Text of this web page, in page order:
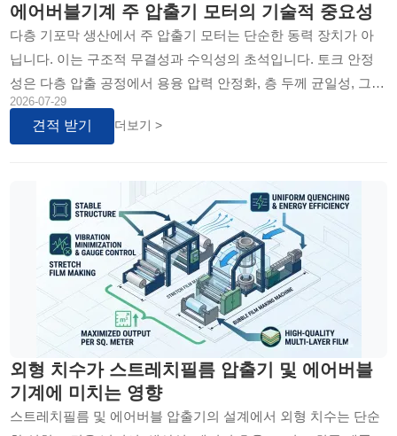
에어버블기계 주 압출기 모터의 기술적 중요성
다층 기포막 생산에서 주 압출기 모터는 단순한 동력 장치가 아
닙니다. 이는 구조적 무결성과 수익성의 초석입니다. 토크 안정
성은 다층 압출 공정에서 용융 압력 안정화, 층 두께 균일성, 그리
고 최종 필름 품질을 결정합니다. 본 문서는 3~5층 중속 버블 필
름 기계부터 7층 고속기에 이르기까지, 주 압출기 모터의 기술적
하는 방법을 제시합니다.
2026-07-29
견적 받기 더보기 >
외형 치수가 스트레치필름 압출기 및 에어버블
기계에 미치는 영향
스트레치필름 및 에어버블 압출기의 설계에서 외형 치수는 단순